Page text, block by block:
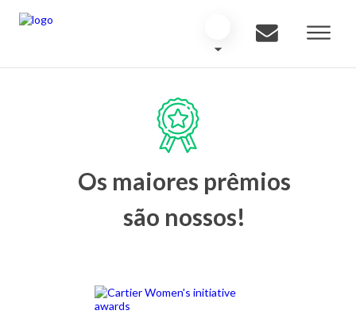
Os maiores prêmios
são nossos!